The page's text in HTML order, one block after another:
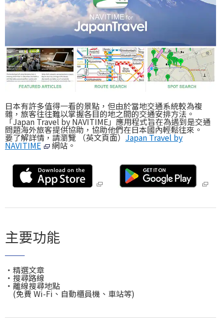
目的地
旅遊資訊
關閉
日本有許多值得一看的景點，但由於當地交通系統較為複
雜，旅客往往難以掌握各目的地之間的交通安排方法。
「Japan Travel by NAVITIME」應用程式旨在為遇到是交通
問題海外旅客提供協助，協助他們在日本國內輕鬆往來。
要了解詳情，請瀏覽 （英文頁面）Japan Travel by
NAVITIME 網站。
主要功能
・ 精選文章
・ 搜尋路線
・ 離線搜尋地點
(免費 Wi-Fi、自動櫃員機、車站等)